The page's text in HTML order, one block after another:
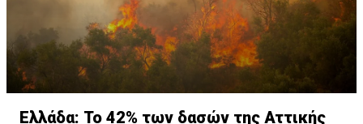
Ελλάδα: Το 42% των δασών της Αττικής